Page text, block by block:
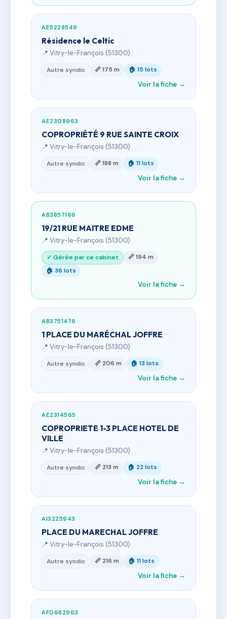
AE5228549
Résidence le Celtic
📍 Vitry-le-François (51300)
Autre syndic 📏 175 m 🏠 15 lots
Voir la fiche →
AE2308963
COPROPRIÉTÉ 9 RUE SAINTE CROIX
📍 Vitry-le-François (51300)
Autre syndic 📏 188 m 🏠 11 lots
Voir la fiche →
AB3857166
19/21 RUE MAITRE EDME
📍 Vitry-le-François (51300)
✓ Gérée par ce cabinet
📏 194 m
🏠 36 lots
Voir la fiche →
AB3751476
1 PLACE DU MARÉCHAL JOFFRE
📍 Vitry-le-François (51300)
Autre syndic 📏 206 m 🏠 13 lots
Voir la fiche →
AE2314565
COPROPRIETE 1-3 PLACE HOTEL DE
VILLE
📍 Vitry-le-François (51300)
Autre syndic 📏 213 m 🏠 22 lots
Voir la fiche →
AI3225943
PLACE DU MARECHAL JOFFRE
📍 Vitry-le-François (51300)
Autre syndic 📏 216 m 🏠 11 lots
Voir la fiche →
AF0682963